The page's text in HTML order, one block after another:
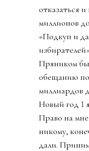
отказаться и
миллионов
«Подкуп и
Пряником
обещанию
миллиардов
Новый год 1
Право на
никому,
дали.